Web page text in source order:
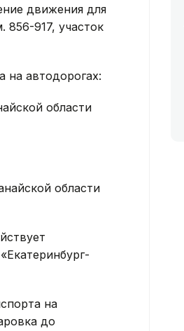
движения для
856-917, участок
на автодорогах:
области
области
на
до